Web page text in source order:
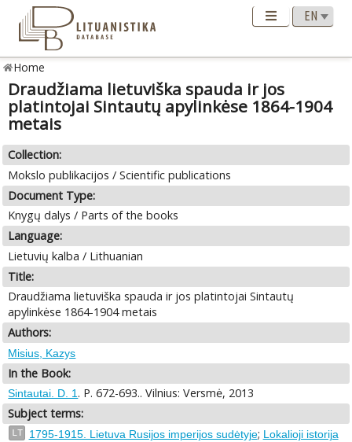
Home
Draudžiama lietuviška spauda ir jos
platintojai Sintautų apylinkėse 1864-1904
metais
Collection:
Mokslo publikacijos / Scientific publications
Document Type:
Knygų dalys / Parts of the books
Language:
Lietuvių kalba / Lithuanian
Title:
Draudžiama lietuviška spauda ir jos platintojai Sintautų
apylinkėse 1864-1904 metais
Authors:
Misius, Kazys
In the Book:
Sintautai. D. 1. P. 672-693.. Vilnius: Versmė, 2013
Subject terms:
LT 1795-1915. Lietuva Rusijos imperijos sudėtyje; Lokalioji istorija